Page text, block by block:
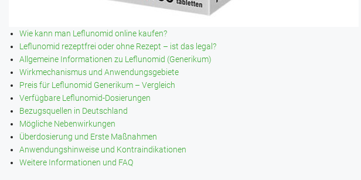
Wie kann man Leflunomid online kaufen?
Leflunomid rezeptfrei oder ohne Rezept – ist das legal?
Allgemeine Informationen zu Leflunomid (Generikum)
Wirkmechanismus und Anwendungsgebiete
Preis für Leflunomid Generikum – Vergleich
Verfügbare Leflunomid-Dosierungen
Bezugsquellen in Deutschland
Mögliche Nebenwirkungen
Überdosierung und Erste Maßnahmen
Anwendungshinweise und Kontraindikationen
Weitere Informationen und FAQ